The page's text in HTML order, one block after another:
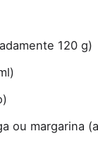
120 g)
ou margarina